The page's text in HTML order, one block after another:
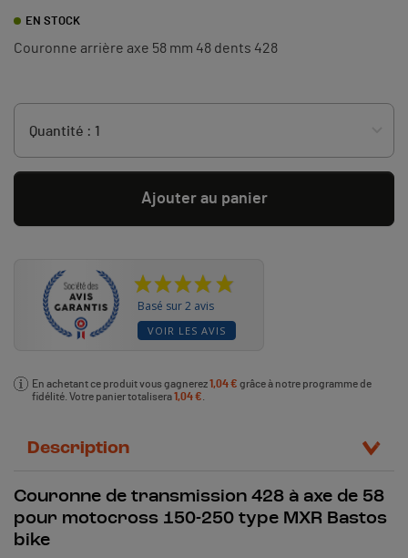
EN STOCK
Couronne arrière axe 58 mm 48 dents 428
Ajouter au panier
Basé sur 2 avis
VOIR LES AVIS
En achetant ce produit vous gagnerez1,04 € grâce à notre programme de
fidélité. Votre panier totalisera1,04 €.
Description
Couronne de transmission 428 à axe de 58
pour motocross 150-250 type MXR Bastos
bike